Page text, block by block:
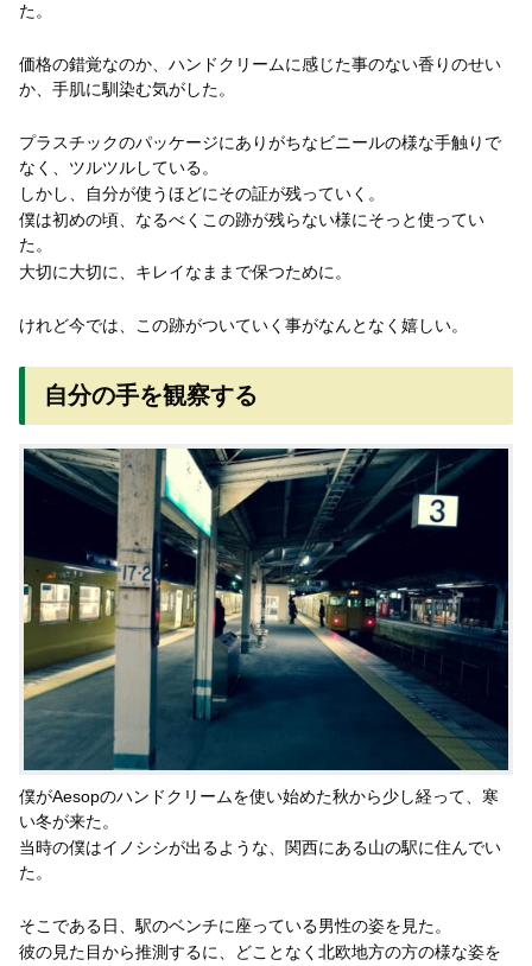
た。
価格の錯覚なのか、ハンドクリームに感じた事のない香りのせい
か、手肌に馴染む気がした。
プラスチックのパッケージにありがちなビニールの様な手触りで
なく、ツルツルしている。
しかし、自分が使うほどにその証が残っていく。
僕は初めの頃、なるべくこの跡が残らない様にそっと使ってい
た。
大切に大切に、キレイなままで保つために。
けれど今では、この跡がついていく事がなんとなく嬉しい。
自分の手を観察する
僕がAesopのハンドクリームを使い始めた秋から少し経って、寒
い冬が来た。
当時の僕はイノシシが出るような、関西にある山の駅に住んでい
た。
そこである日、駅のベンチに座っている男性の姿を見た。
彼の見た目から推測するに、どことなく北欧地方の方の様な姿を